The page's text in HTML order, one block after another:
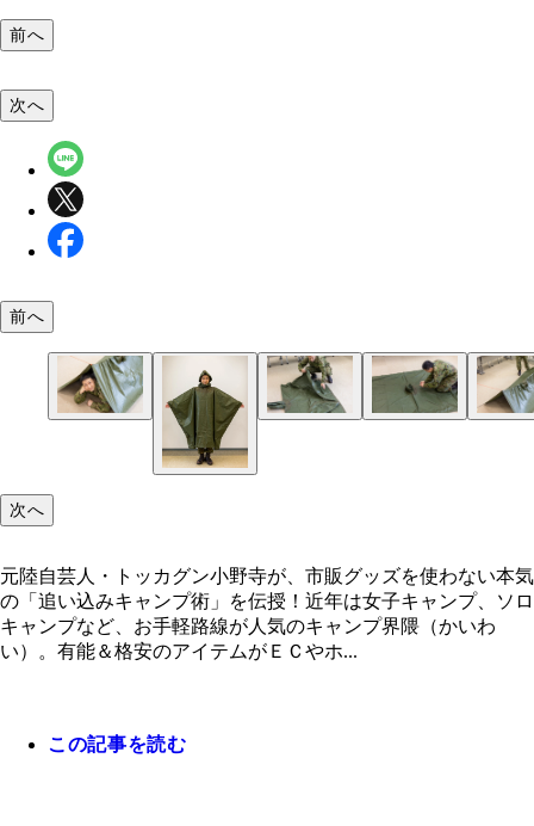
前へ
②広げると
③大きな長方形に
④下にロープを通して、両端を木にくくりつけれ
テントに大変身！ 市販のポンチョやブルーシー
野草で防虫！ ドクダミスプレー
①焼酎のボトルに防虫効果のあるドクダミを入れ
②スプレーボトルに移し替えれば天然防虫スプレ
成！ 焼酎がなければ消毒液など強いアルコール
簡単に着火！ ガム電池ライター ①ガムの包み紙
②包み紙を画像の形に切る
③電池の両端に銀の面をくっつけると銀紙に電気
り、中央部分が高熱になり紙の面が着火！ アル
炊飯も可能！ ツナ缶コンロ ①ツナ缶に直径1㎝
②空き缶の上部を切り離し、酸素を取り込むため
込みを入れる
③①の上に②を置き、ティッシュを穴に詰めて完成
④ガム電池ライターで着火！ 火は４０分ほど持
ため、空き缶にお米と水を入れて炊飯も可能だ
ワイルドな味？ タンポポコーヒー ①根ごと掘
し、土を洗い落とす
②天日で乾燥させる
③細かく粉砕する
④焙煎する
⑤コーヒーフィルターに入れ、お湯を注ぐ
⑥タンポポコーヒーの完成！ ノンカフェインで
すい味だ
次へ
前へ
次へ
元陸自芸人・トッカグン小野寺が、市販グッズを使わない本気
の「追い込みキャンプ術」を伝授！近年は女子キャンプ、ソロ
キャンプなど、お手軽路線が人気のキャンプ界隈（かいわ
い）。有能＆格安のアイテムがＥＣやホ...
この記事を読む